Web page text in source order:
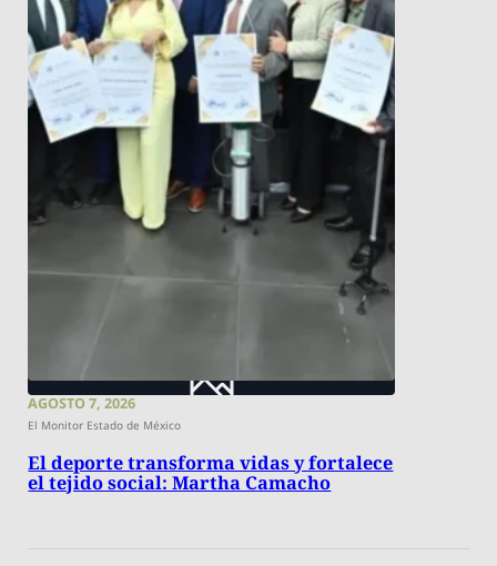
AGOSTO 7, 2026
El Monitor Estado de México
El deporte transforma vidas y fortalece
el tejido social: Martha Camacho